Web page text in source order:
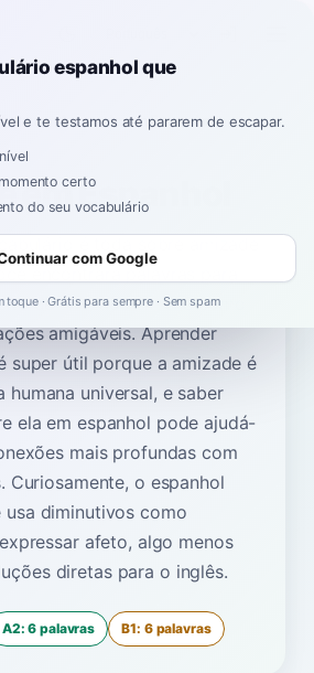
Amizade em Espanhol
em Espanhol
é toda sobre amizade
encontrará palavras para
de amizade em si e como
amigáveis. Aprender
super útil porque a amizade é
humana universal, e saber
ela em espanhol pode ajudá-
mais profundas com
Curiosamente, o espanhol
usa diminutivos como
afeto, algo menos
diretas para o inglês.
A2: 6 palavras B1: 6 palavras
espanhol que
e te testamos até pararem de escapar.
certo
do seu vocabulário
com Google
toque · Grátis para sempre · Sem spam